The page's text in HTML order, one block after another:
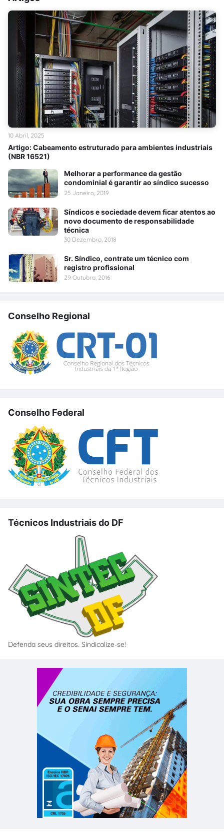
Artigo: Cabeamento estruturado para ambientes industriais
(NBR 16521)
10 Abril, 2025
Melhorar a performance da gestão
condominial é garantir ao síndico sucesso
25 Janeiro, 2019
Síndicos e sociedade devem ficar atentos ao
novo documento de responsabilidade
técnica
30 Dezembro, 2018
Sr. Síndico, contrate um técnico com
registro profissional
29 Outubro, 2016
Conselho Regional
Conselho Federal
Técnicos Industriais do DF
Defenda seus direitos. Sindicalize-se!